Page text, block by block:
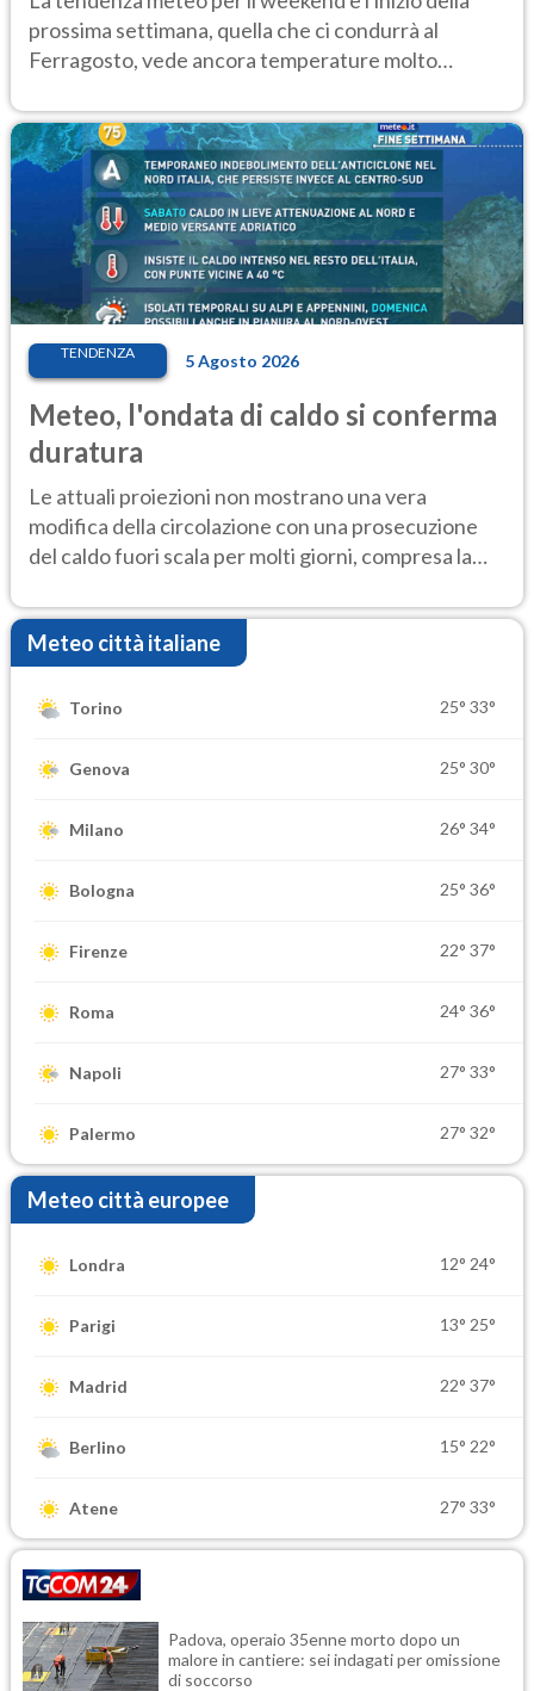
prossima settimana, quella che ci condurrà al
Ferragosto, vede ancora temperature molto
TENDENZA 5 Agosto 2026
Meteo, l'ondata di caldo si conferma
duratura
Le attuali proiezioni non mostrano una vera
modifica della circolazione con una prosecuzione
del caldo fuori scala per molti giorni, compresa la
Meteo città italiane
Torino 25° 33°
Genova 25° 30°
Milano 26° 34°
Bologna 25° 36°
Firenze 22° 37°
Roma 24° 36°
Napoli 27° 33°
Palermo 27° 32°
Meteo città europee
Londra 12° 24°
Parigi 13° 25°
Madrid 22° 37°
Berlino 15° 22°
Atene 27° 33°
Padova, operaio 35enne morto dopo un
malore in cantiere: sei indagati per omissione
di soccorso